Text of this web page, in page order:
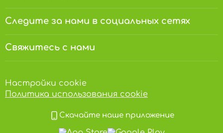
Следите за нами в социальных сетях
Свяжитесь с нами
Настройки cookie
Политика использования cookie
Скачайте наше приложение